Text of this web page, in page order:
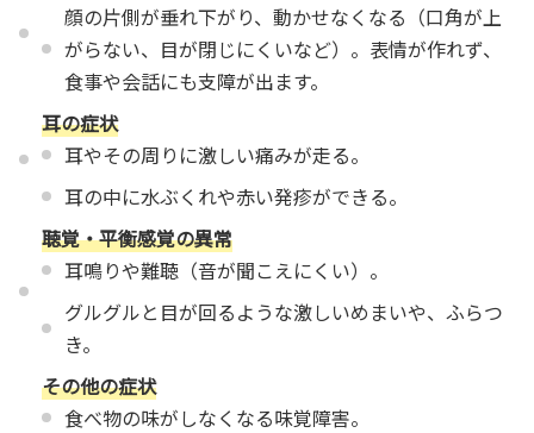
顔の片側が垂れ下がり、動かせなくなる（口角が上
がらない、目が閉じにくいなど）。表情が作れず、
食事や会話にも支障が出ます。
耳の症状
耳やその周りに激しい痛みが走る。
耳の中に水ぶくれや赤い発疹ができる。
聴覚・平衡感覚の異常
耳鳴りや難聴（音が聞こえにくい）。
グルグルと目が回るような激しいめまいや、ふらつ
き。
その他の症状
食べ物の味がしなくなる味覚障害。